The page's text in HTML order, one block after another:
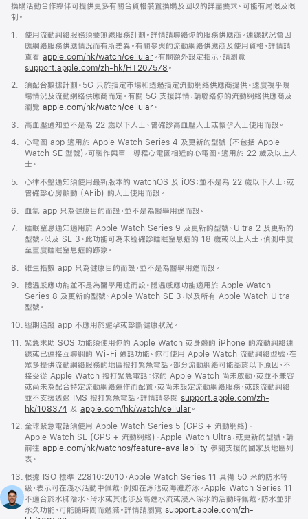
換購活動合作夥伴可提供更多有關合資格裝置換購及回收的詳盡要求。可能有局限及限
制。
註
1.
使用流動網絡服務須要無線服務計劃。詳情請聯絡你的服務供應商。連線狀況會因
應網絡服務供應情況而有所差異。有關參與的流動網絡供應商及使用資格，詳情請
查看 apple.com/hk/watch/cellular。有關額外設定指示，請瀏覽
support.apple.com/zh-hk/HT207578 (以
視
窗
啟)
。
註
2.
須配合數據計劃。5G 只於指定市場和透過指定流動網絡供應商提供。速度視乎現
場情況及流動網絡供應商而定。有關 5G 支援詳情，請聯絡你的流動網絡供應商及
瀏覽 apple.com/hk/watch/cellular。
註
3. 高血壓通知並不是為 22 歲以下人士、曾確診高血壓人士或懷孕人士使用而設。
註
4.
心電圖 app 適用於 Apple Watch Series 4 及更新的型號 (不包括 Apple
Watch SE 型號)，可製作與單一導程心電圖相近的心電圖。適用於 22 歲及以上人
士。
註
5.
心律不整通知須使用最新版本的 watchOS 及 iOS；並不是為 22 歲以下人士，或
曾確診心房顫動 (AFib) 的人士使用而設。
註
6. 血氧 app 只為健康目的而設，並不是為醫學用途而設。
註
7.
睡眠窒息通知適用於 Apple Watch Series 9 及更新的型號、Ultra 2 及更新的
型號，以及 SE 3。此功能可為未經確診睡眠窒息症的 18 歲或以上人士，偵測中度
至重度睡眠窒息症的跡象。
註
8. 維生指數 app 只為健康目的而設，並不是為醫學用途而設。
註
9.
體溫感應功能並不是為醫學用途而設。體溫感應功能適用於 Apple Watch
Series 8 及更新的型號、Apple Watch SE 3，以及所有 Apple Watch Ultra
型號。
註
10. 經期追蹤 app 不應用於避孕或診斷健康狀況。
註
11.
緊急求助 SOS 功能須使用你的 Apple Watch 或身邊的 iPhone 的流動網絡連
線或已連接互聯網的 Wi-Fi 通話功能。你可使用 Apple Watch 流動網絡型號，在
眾多提供流動網絡服務的地區撥打緊急電話。部分流動網絡可能基於以下原因，不
接受從 Apple Watch 撥打緊急電話：你的 Apple Watch 尚未啟動，或並不兼容
或尚未為配合特定流動網絡運作而配置，或尚未設定流動網絡服務，或該流動網絡
並不支援透過 IMS 撥打緊急電話。詳情請參閱 support.apple.com/zh-
hk/108374 (以
視
窗
開
及 apple.com/hk/watch/cellular。
註
12. 全球緊急電話須使用 Apple Watch Series 5 (GPS + 流動網絡)、
Apple Watch SE (GPS + 流動網絡)、Apple Watch Ultra，或更新的型號。請
前往 apple.com/hk/watchos/feature-availability 參閱支援的國家及地區列
表。
註
腳
13. 根據 ISO 標準 22810:2010，Apple Watch Series 11 具備 50 米的防水等
級，表示可在淺水活動中佩戴，例如在泳池或海灘游泳。Apple Watch Series 11
不適合於水肺潛水、滑水或其他涉及高速水流或浸入深水的活動時佩戴。防水並非
永久功能，可能隨時間而遞減。詳情請瀏覽 support.apple.com/zh-